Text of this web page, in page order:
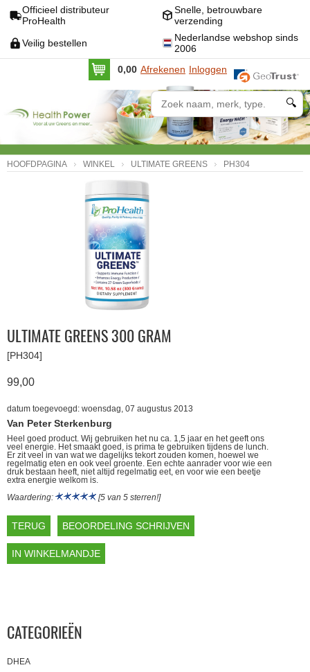
Officieel distributeur
ProHealth
Snelle, betrouwbare
verzending
Veilig bestellen
Nederlandse webshop sinds
2006
0,00 Afrekenen Inloggen
🔍
HOOFDPAGINA WINKEL ULTIMATE GREENS PH304
CATEGORIEËN
DHEA
ULTIMATE GREENS 300 GRAM
[PH304]
99,00
datum toegevoegd: woensdag, 07 augustus 2013
Van Peter Sterkenburg
Heel goed product. Wij gebruiken het nu ca. 1,5 jaar en het geeft ons
veel energie. Het smaakt goed, is prima te gebruiken tijdens de lunch.
Er zit veel in van wat we dagelijks tekort zouden komen, hoewel we
regelmatig eten en ook veel groente. Een echte aanrader voor wie een
druk bestaan heeft, niet altijd regelmatig eet, en voor wie een beetje
extra energie welkom is.
Waardering:
[5 van 5 sterren!]
TERUG BEOORDELING SCHRIJVEN
IN WINKELMANDJE